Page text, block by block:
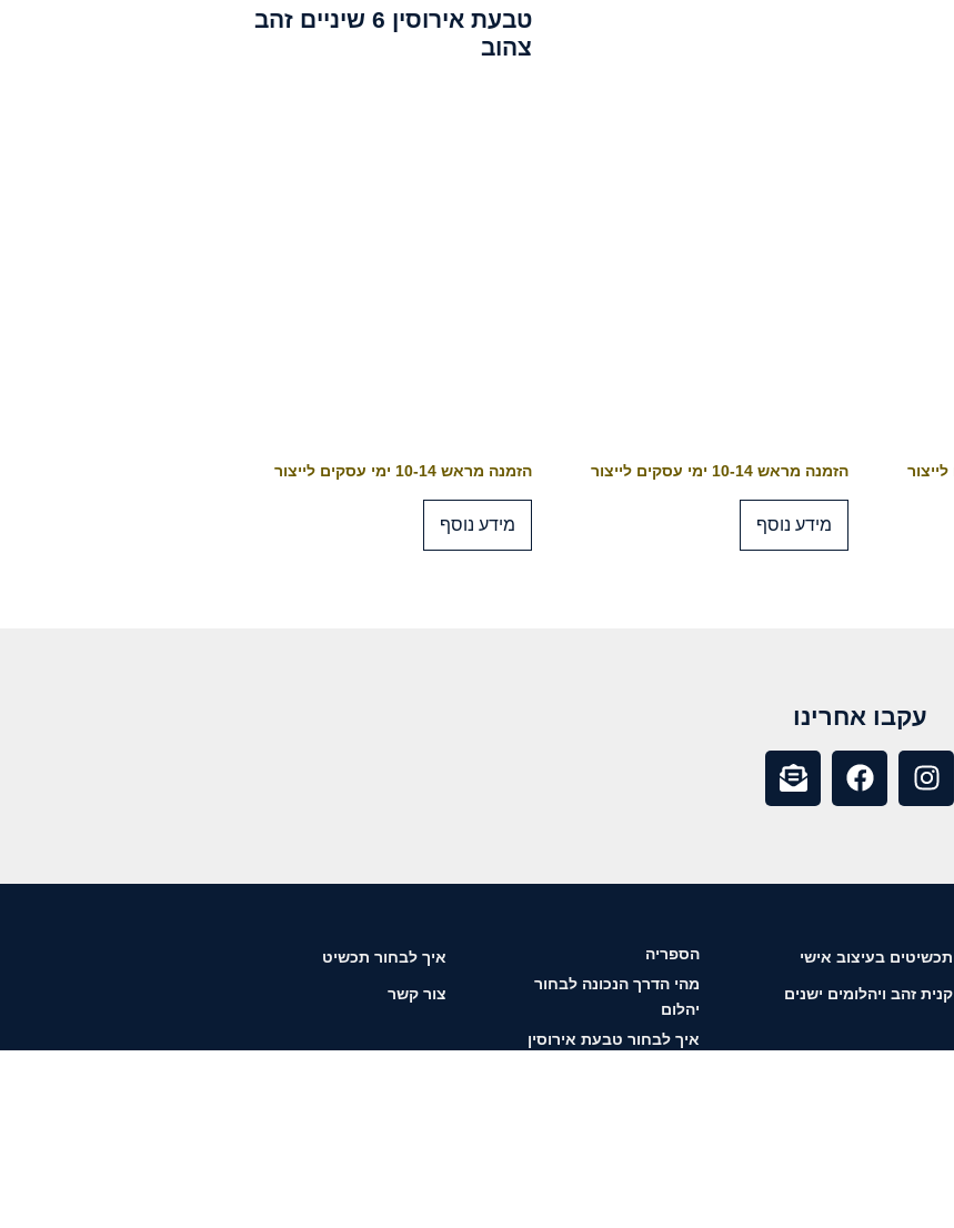
הזמנה מראש 10-14 ימי עסקים לייצור
מידע נוסף
טבעת אירוסין 6 שיניים זהב
צהוב
הזמנה מראש 10-14 ימי עסקים לייצור
מידע נוסף
עקבו אחרינו
תכשיטים בעיצוב אישי
קנית זהב ויהלומים ישנים
הספריה
מהי הדרך הנכונה לבחור
יהלום
איך לבחור טבעת אירוסין
איך לבחור תכשיט
צור קשר